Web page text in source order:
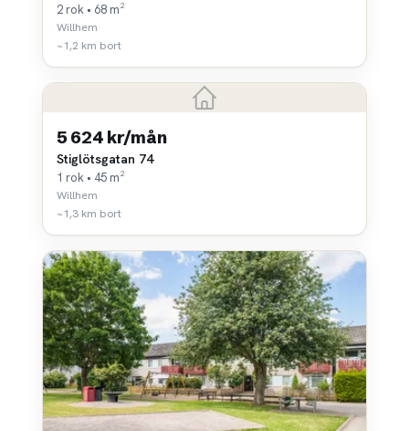
2 rok • 68 m²
Willhem
~1,2 km bort
5 624 kr/mån
Stiglötsgatan 74
1 rok • 45 m²
Willhem
~1,3 km bort